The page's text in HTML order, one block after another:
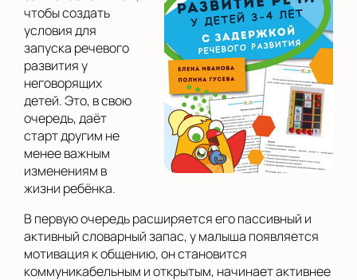
чтобы создать
условия для
запуска речевого
развития у
неговорящих
детей. Это, в свою
очередь, даёт
старт другим не
менее важным
изменениям в
жизни ребёнка.
В первую очередь расширяется его пассивный и
активный словарный запас, у малыша появляется
мотивация к общению, он становится
коммуникабельным и открытым, начинает активнее